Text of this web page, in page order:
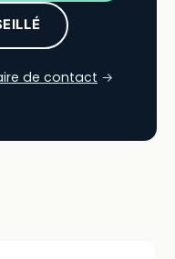
de contact →